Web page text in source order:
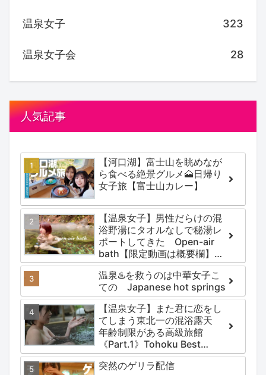
温泉女子 323
温泉女子会 28
人気記事
【河口湖】富士山を眺めなが
ら食べる絶景グルメ🗻日帰り
女子旅【富士山カレー】
【温泉女子】男性だらけの混
浴野湯にタオルなしで秘湯レ
ポートしてきた Open-air
bath【限定動画は概要欄】尻
焼温泉郷 川の湯
温泉♨️を救うのは中華女子こ
ての Japanese hot springs
【温泉女子】また君に恋をし
てしまう東北一の混浴露天
年齢制限がある高級旅館
《Part.1》Tohoku Best
Secret hotspring #japan
#koteno
突然のゲリラ配信